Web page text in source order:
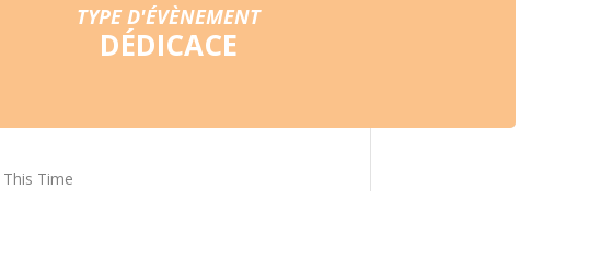
TYPE D'ÉVÈNEMENT
DÉDICACE
Time